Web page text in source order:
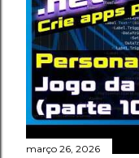
março 26, 2026